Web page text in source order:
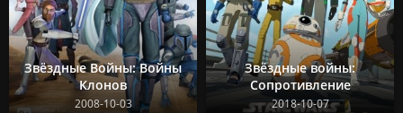
Звёздные Войны: Войны
Клонов
2008-10-03
Звёздные войны:
Сопротивление
2018-10-07